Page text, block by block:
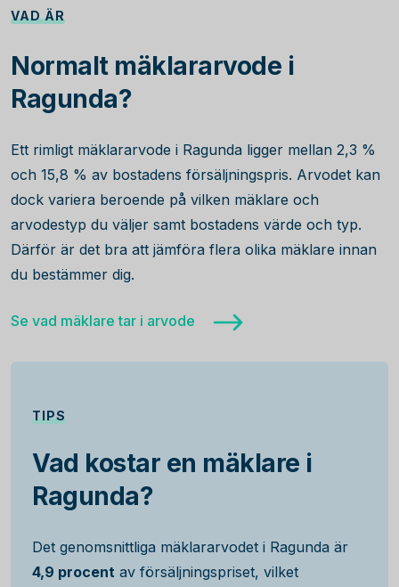
VAD ÄR
Normalt mäklararvode i
Ragunda?
Ett rimligt mäklararvode i Ragunda ligger mellan 2,3 %
och 15,8 % av bostadens försäljningspris. Arvodet kan
dock variera beroende på vilken mäklare och
arvodestyp du väljer samt bostadens värde och typ.
Därför är det bra att jämföra flera olika mäklare innan
du bestämmer dig.
Se vad mäklare tar i arvode
TIPS
Vad kostar en mäklare i
Ragunda?
Det genomsnittliga mäklararvodet i Ragunda är
4,9 procent av försäljningspriset, vilket